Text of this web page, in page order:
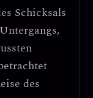
Schicksals
des